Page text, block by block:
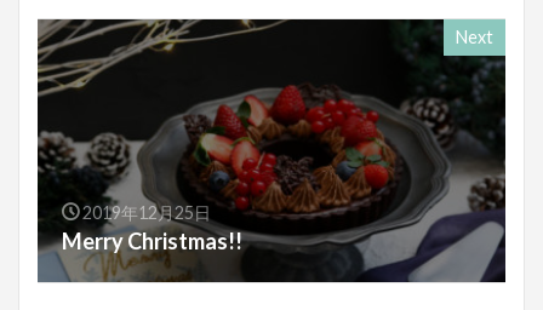
Next
2019年12月25日
Merry Christmas!!